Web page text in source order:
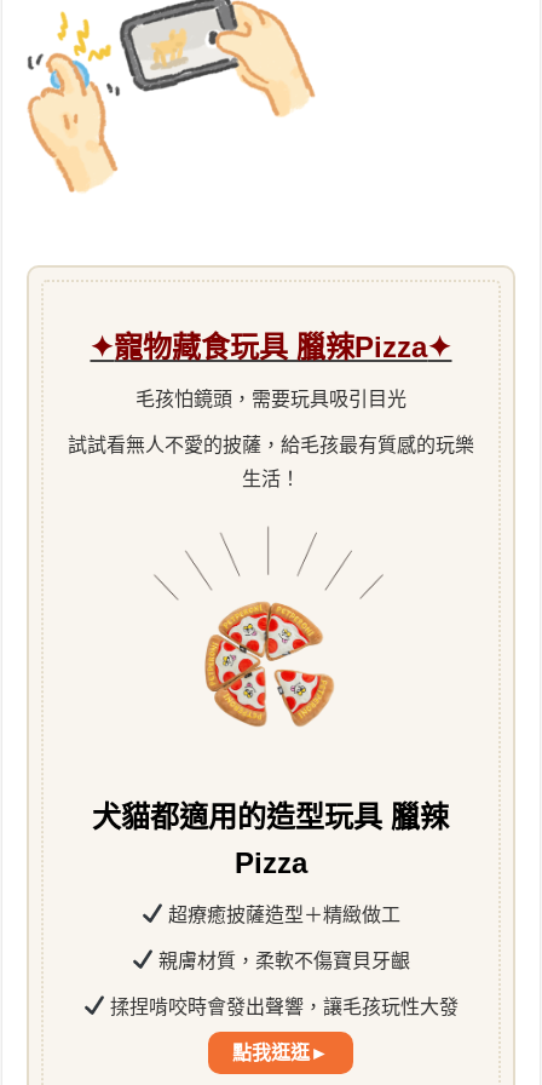
✦寵物藏食玩具 臘辣Pizza✦
毛孩怕鏡頭，需要玩具吸引目光
試試看無人不愛的披薩，給毛孩最有質感的玩樂
生活！
犬貓都適用的造型玩具 臘辣
Pizza
超療癒披薩造型＋精緻做工
親膚材質，柔軟不傷寶貝牙齦
揉捏啃咬時會發出聲響，讓毛孩玩性大發
點我逛逛►